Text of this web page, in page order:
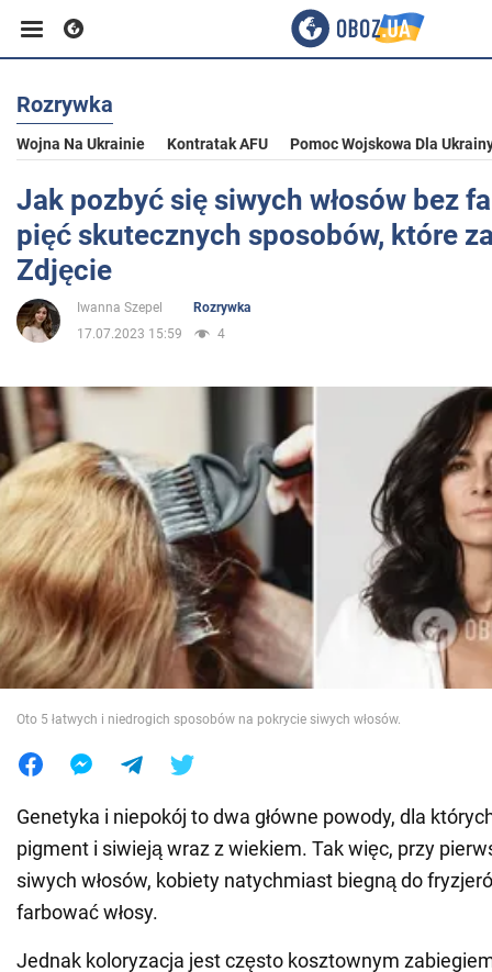
Biznes
Sport
Rozrywka
Życie
Polityka
Społeczeństwo
Wojna na Ukrainie
Świat
Jedzenie
Rozrywka
Wojna Na Ukrainie Kontratak AFU Pomoc Wojskowa Dla
Jak pozbyć się siwych włosów bez
pięć skutecznych sposobów, które
Zdjęcie
Iwanna Szepel
Rozrywka
17.07.2023 15:59
4
Oto 5 łatwych i niedrogich sposobów na pokrycie siwych włosów.
Genetyka i niepokój to dwa główne powody, dla
pigment i siwieją wraz z wiekiem. Tak więc, przy
siwych włosów, kobiety natychmiast biegną do
farbować włosy.
Jednak koloryzacja jest często kosztownym